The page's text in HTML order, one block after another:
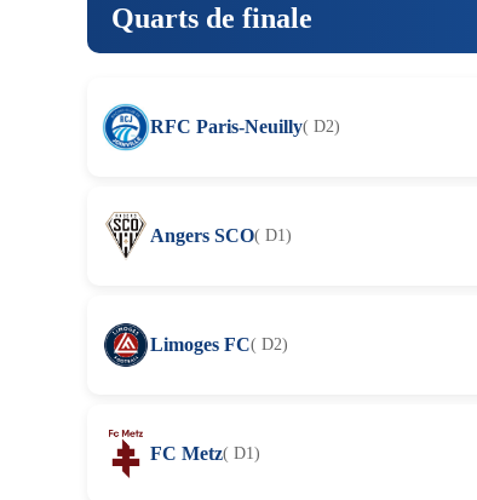
Quarts de finale
RFC Paris-Neuilly( D2)
Angers SCO( D1)
Limoges FC( D2)
FC Metz( D1)